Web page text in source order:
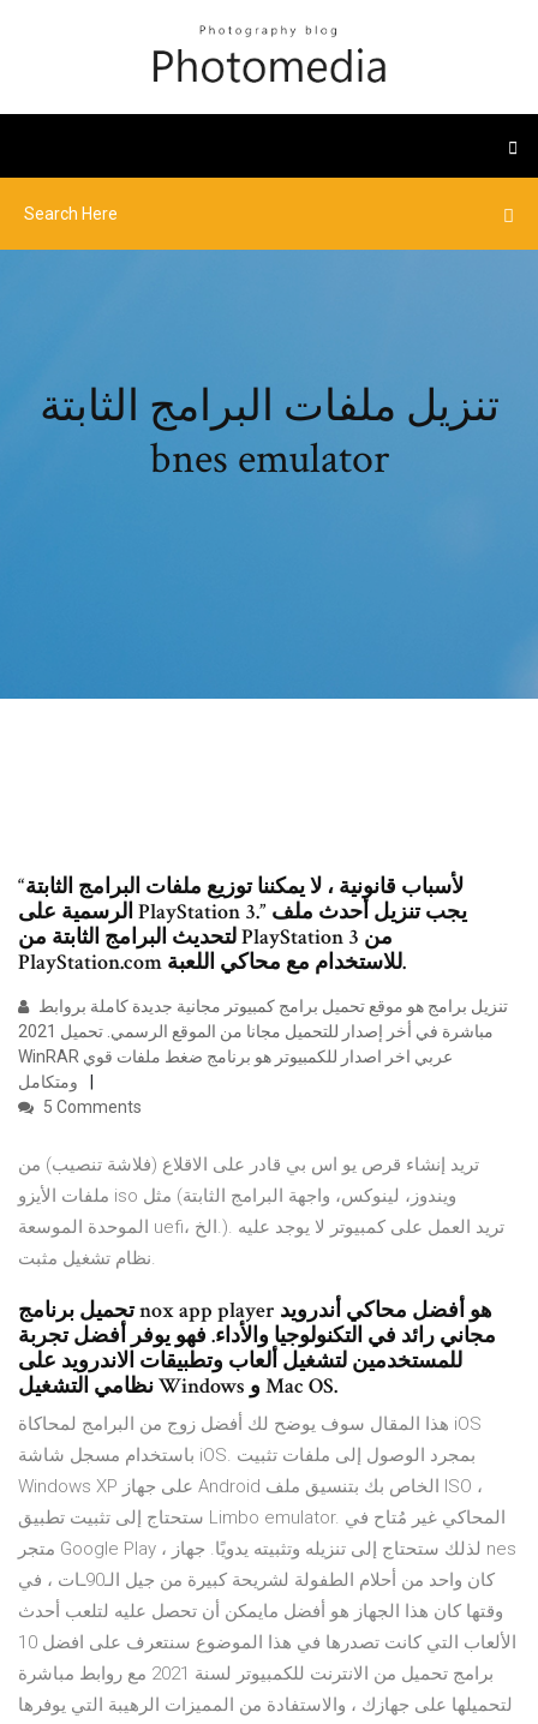
تنزيل ملفات البرامج الثابتة
bnes emulator
“لأسباب قانونية ، لا يمكننا توزيع ملفات البرامج الثابتة
الرسمية على PlayStation 3.” يجب تنزيل أحدث ملف
لتحديث البرامج الثابتة من PlayStation 3 من
PlayStation.com للاستخدام مع محاكي اللعبة.
مباشرة في أخر إصدار للتحميل مجانا من الموقع الرسمي. تحميل 2021
WinRAR عربي اخر اصدار للكمبيوتر هو برنامج ضغط ملفات قوي
ومتكامل
5 Comments
تريد إنشاء قرص يو اس بي قادر على الاقلاع (فلاشة تنصيب) من
ملفات الأيزو iso مثل (ويندوز، لينوكس، واجهة البرامج الثابتة
الموحدة الموسعة uefi، الخ.). تريد العمل على كمبيوتر لا يوجد عليه
نظام تشغيل مثبت.
تحميل برنامج nox app player هو أفضل محاكي أندرويد
مجاني رائد في التكنولوجيا والأداء. فهو يوفر أفضل تجربة
للمستخدمين لتشغيل ألعاب وتطبيقات الاندرويد على
نظامي التشغيل Windows و Mac OS.
هذا المقال سوف يوضح لك أفضل زوج من البرامج لمحاكاة iOS
باستخدام مسجل شاشة iOS. بمجرد الوصول إلى ملفات تثبيت
Windows XP على جهاز Android الخاص بك بتنسيق ملف ISO ،
ستحتاج إلى تثبيت تطبيق Limbo emulator. المحاكي غير مُتاح في
متجر Google Play ، لذلك ستحتاج إلى تنزيله وتثبيته يدويًا. جهاز nes
كان واحد من أحلام الطفولة لشريحة كبيرة من جيل الـ90ـات ، في
وقتها كان هذا الجهاز هو أفضل مايمكن أن تحصل عليه لتلعب أحدث
الألعاب التي كانت تصدرها في هذا الموضوع سنتعرف على افضل 10
برامج تحميل من الانترنت للكمبيوتر لسنة 2021 مع روابط مباشرة
لتحميلها على جهازك ، والاستفادة من المميزات الرهيبة التي يوفرها